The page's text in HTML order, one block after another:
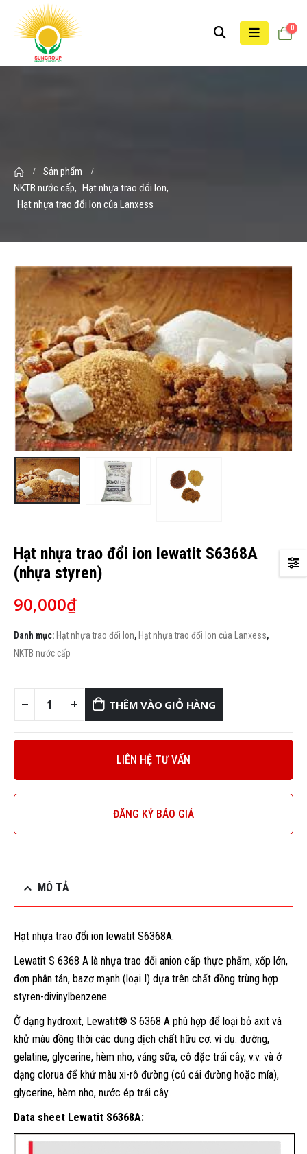
0
Sản phẩm
NKTB nước cấp, Hạt nhựa trao đổi Ion,
Hạt nhựa trao đổi Ion của Lanxess
Hạt nhựa trao đổi ion lewatit S6368A
(nhựa styren)
90,000₫
Danh mục: Hạt nhựa trao đổi Ion, Hạt nhựa trao đổi Ion của Lanxess,
NKTB nước cấp
THÊM VÀO GIỎ HÀNG
LIÊN HỆ TƯ VẤN
ĐĂNG KÝ BÁO GIÁ
MÔ TẢ
Hạt nhựa trao đổi ion lewatit S6368A:
Lewatit S 6368 A là nhựa trao đổi anion cấp thực phẩm, xốp lớn,
đơn phân tán, bazơ mạnh (loại I) dựa trên chất đồng trùng hợp
styren-divinylbenzene.
Ở dạng hydroxit, Lewatit® S 6368 A phù hợp để loại bỏ axit và
khử màu đồng thời các dung dịch chất hữu cơ. ví dụ. đường,
gelatine, glycerine, hèm nho, váng sữa, cô đặc trái cây, v.v. và ở
dạng clorua để khử màu xi-rô đường (củ cải đường hoặc mía),
glycerine, hèm nho, nước ép trái cây..
Data sheet Lewatit S6368A: